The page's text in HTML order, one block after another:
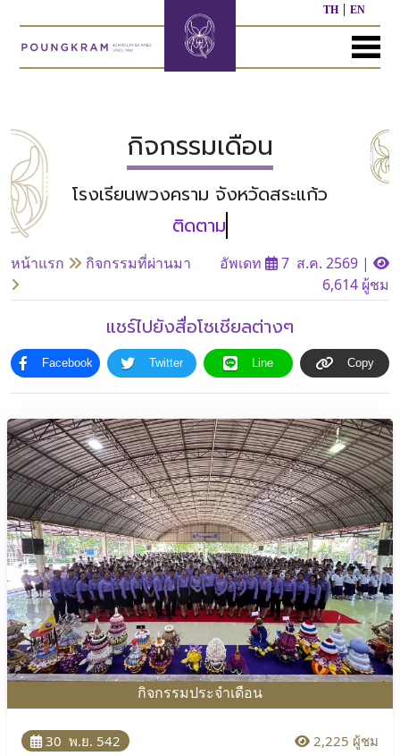
TH EN
MENU
แรก
กับ
ประวัติ
โรงเรียน
ผู้
บริหาร/
บุคลากร
พันธ
กิจ
ของ
เรา
โครงสร้าง
ขอบข่าย
และ
ภารกิจ
หลักสูตร
ก่อน
วัย
เรียน
หลักสูตร
อนุบาล
ประถม
ศึกษา
มัธยมศึกษา
ผล
งาน
ที่
ผ่าน
มา
กิจกรรม
ที่
เรา
กิจกรรมเดือน
โรงเรียนพวงคราม จังหวัดสระแก้ว
ต
หน้าแรก กิจกรรมที่ผ่านมา อัพเดท 7 ส.ค. 2569 |
6,614 ผู้ชม
แชร์ไปยังสื่อโซเชียลต่างๆ
Facebook Twitter Line Copy
กิจกรรมประจำเดือน
30 พ.ย. 542 2,225 ผู้ชม